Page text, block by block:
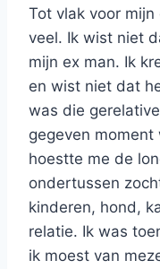
Tot vlak voor
veel. Ik wist niet
mijn ex man. Ik
en wist niet dat
was die
gegeven moment
hoestte me de
ondertussen
kinderen, hond,
relatie. Ik was
ik moest van